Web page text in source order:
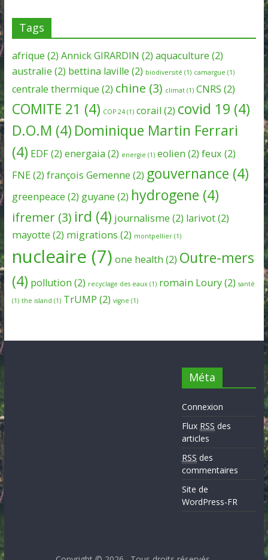
Tags
afrique (2) Annick GIRARDIN (2) aquaculture (2)
australie (2) bettina laville (2) biodiversité (1) camargue (1)
centrale thermique (2) chine (3) climat(1) CNRS (2)
COMITE 21 (4) COP 24(1) corail (2) covid 19 (4)
D.O.M (4) Dominique Martin Ferrari
(4) EDF(2) energaia (2) energie (1) eolien (2) feux (2)
FNE(2) françois Gemenne (2) gouvernance (4)
greenpeace (2) guyane (2) hydrogene (4)
ifremer(3) ird (4) journalisme (2) larivot(2)
mayotte (2) migrations (2) montpellier(1)
nucleaire (7) one health (2) Outre-mers
(4) pollution (2) recyclage des eaux (1) romain Loury(2) santé
(1) the island (1) TrUMP (2) vigne (1)
Méta
Connexion
Flux RSS des
articles
RSS des
commentaires
Site de
WordPress-FR